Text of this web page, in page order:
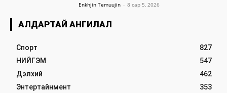
Enkhjin Temuujin - 8 сар 5, 2026
АЛДАРТАЙ АНГИЛАЛ
Спорт
827
НИЙГЭМ
547
Дэлхий
462
Энтертайнмент
353